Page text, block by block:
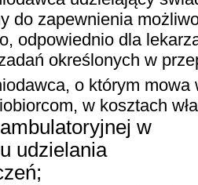
do zapewnienia
odpowiednio dla
określonych w
o którym mowa
w kosztach
w
udzielania